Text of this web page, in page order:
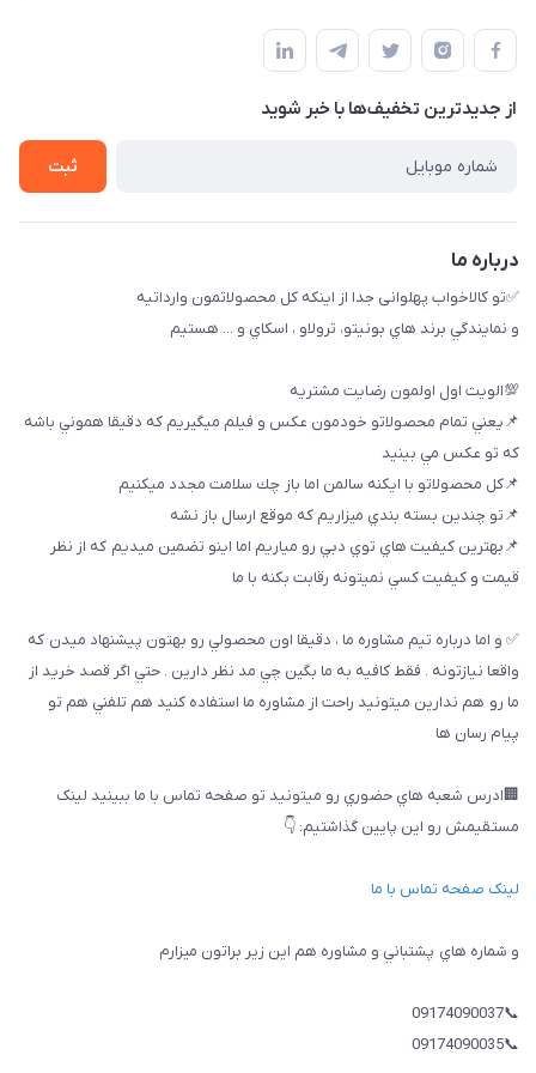
09174090035
بوشهر ، بندر ديلم، خيابان ساحلي ، بازار كويتي، روبرو شيلات
پنجمين فروشگاه كالاخواب پهلواني
حساب کاربری
راهنماي خريد
لیست محصولات
تماس با ما
از جدید‌ترین تخفیف‌ها با‌ خبر شوید
ثبت
درباره ما
✅تو كالاخواب پهلوانى جدا از اينكه كل محصولاتمون وارداتيه
و نمايندگي برند هاي بونيتو، ترولاو ، اسكاي و ... هستيم
💯الويت اول اولمون رضايت مشتريه
📌يعني تمام محصولاتو خودمون عكس و فيلم ميگيريم كه دقيقا هموني باشه
كه تو عكس مي بينيد
📌كل محصولاتو با ايكنه سالمن اما باز چك سلامت مجدد ميكنيم
📌تو چندين بسته بندي ميزاريم كه موقع ارسال باز نشه
📌بهترين كيفيت هاي توي دبي رو مياريم اما اينو تضمين ميديم كه از نظر
قيمت و كيفيت كسي نميتونه رقابت بكنه با ما
✅ و اما درباره تيم مشاوره ما ، دقيقا اون محصولي رو بهتون پيشنهاد ميدن كه
واقعا نيازتونه . فقط كافيه به ما بگين چي مد نظر دارين . حتي اگر قصد خريد از
ما رو هم ندارين ميتونيد راحت از مشاوره ما استفاده كنيد هم تلفني هم تو
پيام رسان ها
🏢ادرس شعبه هاي حضوري رو ميتونيد تو صفحه تماس با ما ببینيد لینک
مستقیمش رو این پایین گذاشتیم: 👇
لینک صفحه تماس با ما
و شماره هاي پشتباني و مشاوره هم اين زير براتون ميزارم
📞09174090037
📞09174090035